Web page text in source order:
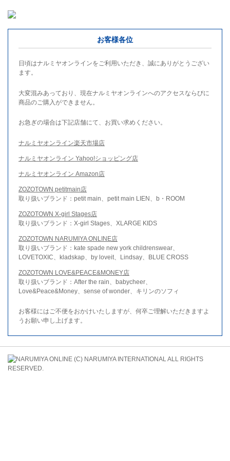
お客様各位
日頃はナルミヤオンラインをご利用いただき、誠にありがとうござい
ます。
大変混みあっており、現在ナルミヤオンラインへのアクセスならびに
商品のご購入ができません。
お急ぎの場合は下記店舗にて、お買い求めください。
ナルミヤオンライン楽天市場店
ナルミヤオンライン Yahoo!ショッピング店
ナルミヤオンライン Amazon店
ZOZOTOWN petitmain店
取り扱いブランド：petit main、petit main LIEN、b・ROOM
ZOZOTOWN X-girl Stages店
取り扱いブランド：X-girl Stages、XLARGE KIDS
ZOZOTOWN NARUMIYA ONLINE店
取り扱いブランド：kate spade new york childrenswear、
LOVETOXIC、kladskap、by loveit、Lindsay、BLUE CROSS
ZOZOTOWN LOVE&PEACE&MONEY店
取り扱いブランド：After the rain、babycheer、
Love&Peace&Money、sense of wonder、キリンのソフィ
お客様にはご不便をおかけいたしますが、何卒ご理解いただきますよ
うお願い申し上げます。